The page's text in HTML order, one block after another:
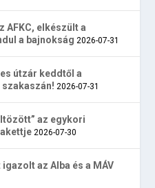
AFKC, elkészült a
a bajnokság 2026-07-31
útzár keddtől a
2026-07-31
az egykori
2026-07-30
az Alba és a MÁV